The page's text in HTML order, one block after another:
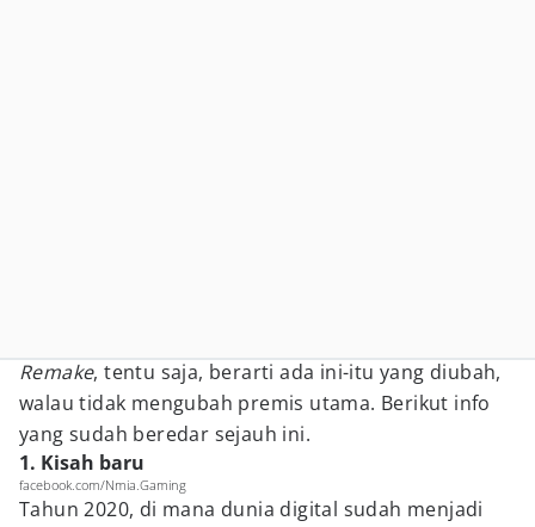
Remake, tentu saja, berarti ada ini-itu yang diubah,
walau tidak mengubah premis utama. Berikut info
yang sudah beredar sejauh ini.
1. Kisah baru
facebook.com/Nmia.Gaming
Tahun 2020, di mana dunia digital sudah menjadi